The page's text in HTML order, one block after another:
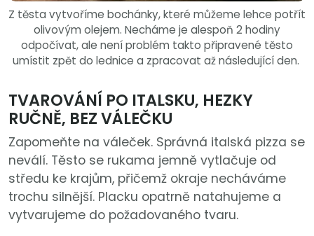
Z těsta vytvoříme bochánky, které můžeme lehce potřít
olivovým olejem. Necháme je alespoň 2 hodiny
odpočívat, ale není problém takto připravené těsto
umístit zpět do lednice a zpracovat až následující den.
TVAROVÁNÍ PO ITALSKU, HEZKY
RUČNĚ, BEZ VÁLEČKU
Zapomeňte na váleček. Správná italská pizza se
neválí. Těsto se rukama jemně vytlačuje od
středu ke krajům, přičemž okraje necháváme
trochu silnější. Placku opatrně natahujeme a
vytvarujeme do požadovaného tvaru.